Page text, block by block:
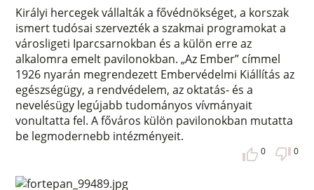
Királyi hercegek vállalták a fővédnökséget, a korszak
ismert tudósai szervezték a szakmai programokat a
városligeti Iparcsarnokban és a külön erre az
alkalomra emelt pavilonokban. „Az Ember” címmel
1926 nyarán megrendezett Embervédelmi Kiállítás az
egészségügy, a rendvédelem, az oktatás- és a
nevelésügy legújabb tudományos vívmányait
vonultatta fel. A főváros külön pavilonokban mutatta
be legmodernebb intézményeit.
0 0